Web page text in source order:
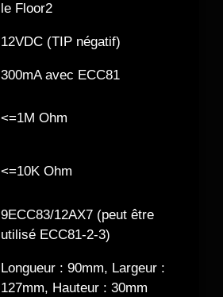
le Floor2
12VDC (TIP négatif)
300mA avec ECC81
<=1M Ohm
<=10K Ohm
9ECC83/12AX7 (peut être
utilisé ECC81-2-3)
Longueur : 90mm, Largeur :
127mm, Hauteur : 30mm